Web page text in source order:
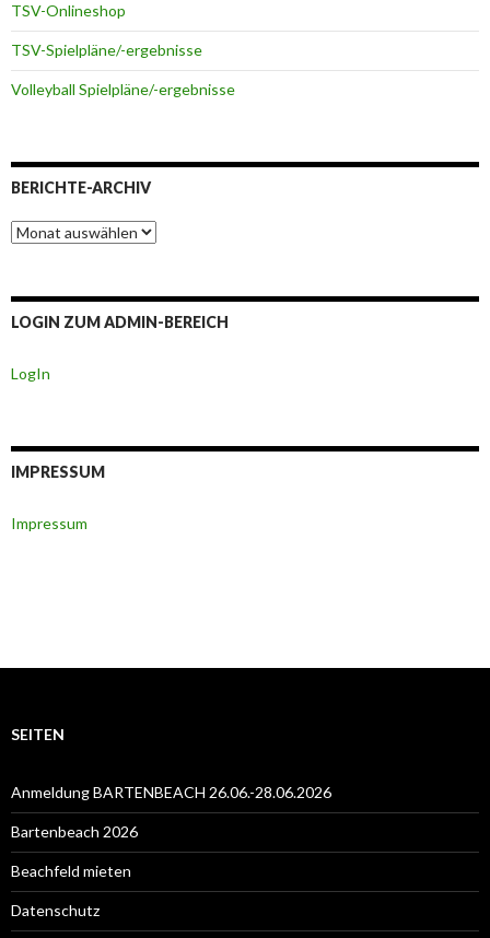
TSV-Onlineshop
TSV-Spielpläne/-ergebnisse
Volleyball Spielpläne/-ergebnisse
BERICHTE-ARCHIV
Berichte-
Archiv
LOGIN ZUM ADMIN-BEREICH
LogIn
IMPRESSUM
Impressum
SEITEN
Anmeldung BARTENBEACH 26.06.-28.06.2026
Bartenbeach 2026
Beachfeld mieten
Datenschutz